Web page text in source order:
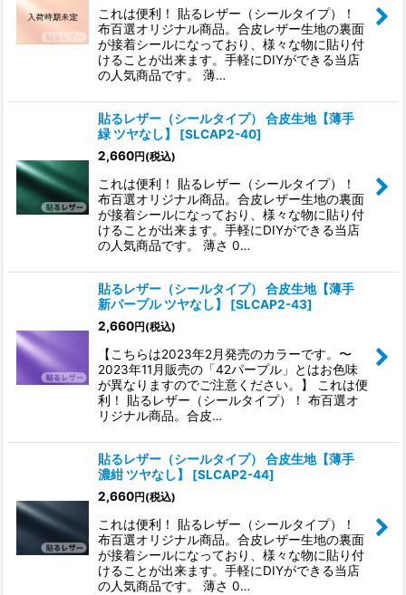
これは便利！ 貼るレザー（シールタイプ）！
布百選オリジナル商品。合皮レザー生地の裏面
が接着シールになっており、様々な物に貼り付
けることが出来ます。手軽にDIYができる当店
の人気商品です。 薄…
貼るレザー（シールタイプ） 合皮生地【薄手
緑 ツヤなし】
[SLCAP2-40]
2,660円 (税込)
これは便利！ 貼るレザー（シールタイプ）！
布百選オリジナル商品。合皮レザー生地の裏面
が接着シールになっており、様々な物に貼り付
けることが出来ます。手軽にDIYができる当店
の人気商品です。 薄さ 0…
貼るレザー（シールタイプ） 合皮生地【薄手
新パープル ツヤなし】
[SLCAP2-43]
2,660円 (税込)
【こちらは2023年2月発売のカラーです。〜
2023年11月販売の「42パープル」とはお色味
が異なりますのでご注意ください。】 これは便
利！ 貼るレザー（シールタイプ）！ 布百選オ
リジナル商品。合皮…
貼るレザー（シールタイプ） 合皮生地【薄手
濃紺 ツヤなし】
[SLCAP2-44]
2,660円 (税込)
これは便利！ 貼るレザー（シールタイプ）！
布百選オリジナル商品。合皮レザー生地の裏面
が接着シールになっており、様々な物に貼り付
けることが出来ます。手軽にDIYができる当店
の人気商品です。 薄さ 0…